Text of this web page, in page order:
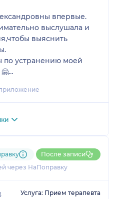
впервые.
выслушала и
выяснить
устранению моей
через НаПоправку
После записи
Услуга: Прием терапевта